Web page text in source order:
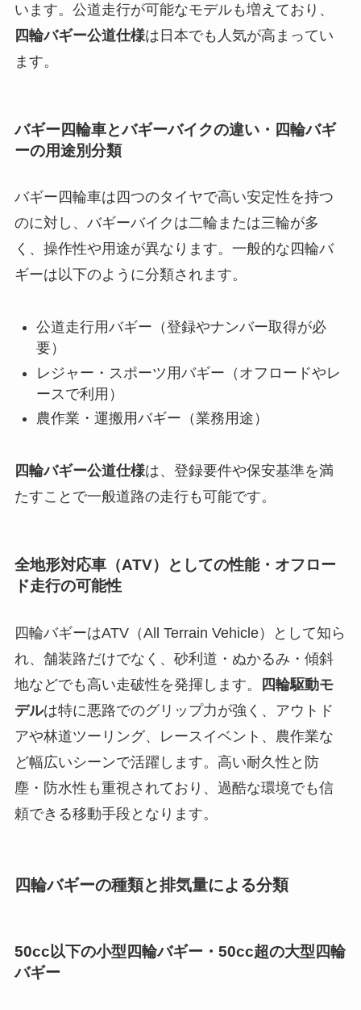
います。公道走行が可能なモデルも増えており、
四輪バギー公道仕様は日本でも人気が高まってい
ます。
バギー四輪車とバギーバイクの違い・四輪バギ
ーの用途別分類
バギー四輪車は四つのタイヤで高い安定性を持つ
のに対し、バギーバイクは二輪または三輪が多
く、操作性や用途が異なります。一般的な四輪バ
ギーは以下のように分類されます。
公道走行用バギー（登録やナンバー取得が必
要）
レジャー・スポーツ用バギー（オフロードやレ
ースで利用）
農作業・運搬用バギー（業務用途）
四輪バギー公道仕様は、登録要件や保安基準を満
たすことで一般道路の走行も可能です。
全地形対応車（ATV）としての性能・オフロー
ド走行の可能性
四輪バギーはATV（All Terrain Vehicle）として知ら
れ、舗装路だけでなく、砂利道・ぬかるみ・傾斜
地などでも高い走破性を発揮します。
四輪駆動モ
デルは特に悪路でのグリップ力が強く、アウトド
アや林道ツーリング、レースイベント、農作業な
ど幅広いシーンで活躍します。高い耐久性と防
塵・防水性も重視されており、過酷な環境でも信
頼できる移動手段となります。
四輪バギーの種類と排気量による分類
50cc以下の小型四輪バギー・50cc超の大型四輪
バギー